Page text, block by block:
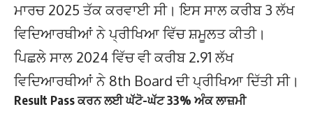
ਮਾਰਚ 2025 ਤੱਕ ਕਰਵਾਈ ਸੀ। ਇਸ ਸਾਲ ਕਰੀਬ 3 ਲੱਖ
ਵਿਦਿਆਰਥੀਆਂ ਨੇ ਪ੍ਰੀਖਿਆ ਵਿੱਚ ਸ਼ਮੂਲਤ ਕੀਤੀ।
ਪਿਛਲੇ ਸਾਲ 2024 ਵਿੱਚ ਵੀ ਕਰੀਬ 2.91 ਲੱਖ
ਵਿਦਿਆਰਥੀਆਂ ਨੇ 8th Board ਦੀ ਪ੍ਰੀਖਿਆ ਦਿੱਤੀ ਸੀ।
Result Pass ਕਰਨ ਲਈ ਘੱਟੋ-ਘੱਟ 33% ਅੰਕ ਲਾਜ਼ਮੀ